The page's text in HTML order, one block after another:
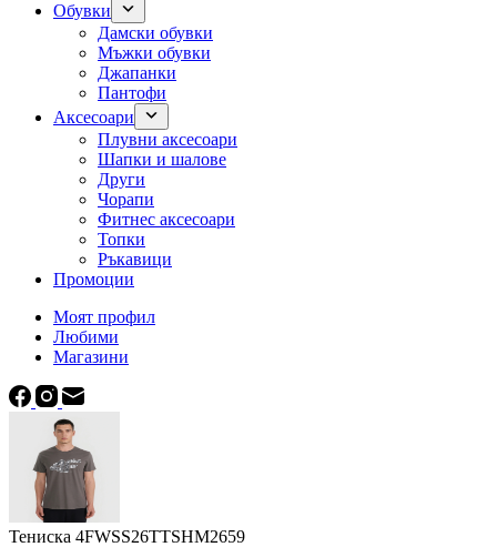
Обувки
Дамски обувки
Мъжки обувки
Джапанки
Пантофи
Аксесоари
Плувни аксесоари
Шапки и шалове
Други
Чорапи
Фитнес аксесоари
Топки
Ръкавици
Промоции
Моят профил
Любими
Магазини
Тениска 4FWSS26TTSHM2659